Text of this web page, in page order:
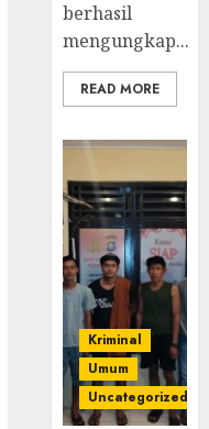
berhasil
mengungkap...
READ MORE
Kriminal
Umum
Uncategorized